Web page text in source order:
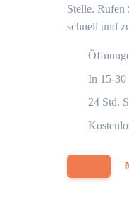
Stelle. Rufen
schnell und
In 15-
24 Std.